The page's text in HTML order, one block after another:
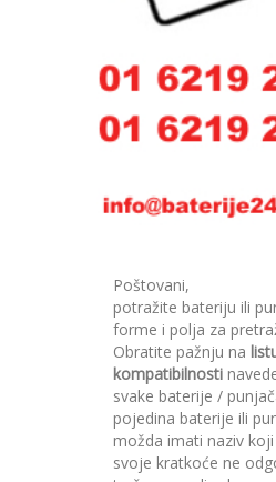
Poštovani,
potražite bateriju ili
forme i polja za
Obratite pažnju na
kompatibilnosti
svake baterije /
pojedina baterije ili
možda imati naziv
svoje kratkoće ne